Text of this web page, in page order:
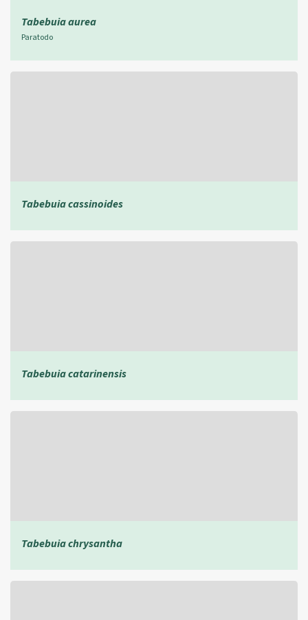
Tabebuia aurea
Paratodo
Tabebuia cassinoides
Tabebuia catarinensis
Tabebuia chrysantha